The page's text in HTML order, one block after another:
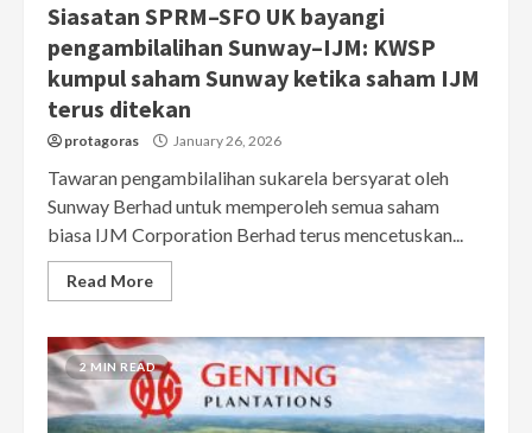
Siasatan SPRM–SFO UK bayangi
pengambilalihan Sunway–IJM: KWSP
kumpul saham Sunway ketika saham IJM
terus ditekan
protagoras January 26, 2026
Tawaran pengambilalihan sukarela bersyarat oleh
Sunway Berhad untuk memperoleh semua saham
biasa IJM Corporation Berhad terus mencetuskan...
Read More
2 MIN READ